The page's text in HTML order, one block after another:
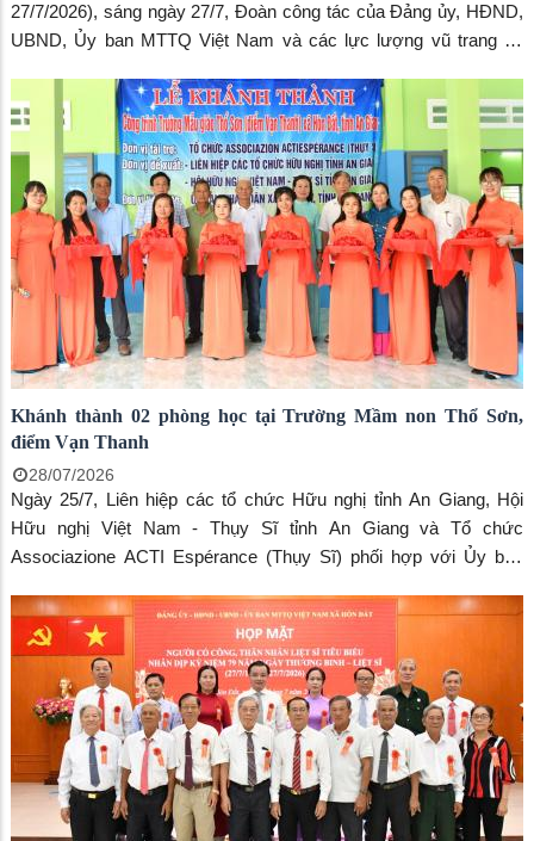
27/7/2026), sáng ngày 27/7, Đoàn công tác của Đảng ủy, HĐND,
UBND, Ủy ban MTTQ Việt Nam và các lực lượng vũ trang xã
Trưởng đoàn đã đến thăm, tặng quà 04 gia đình chính sách tiêu
biểu tại các ấp Tri Tôn, Đường Hòn, Chòm Sao và Sơn Nam.
Khánh thành 02 phòng học tại Trường Mầm non Thổ Sơn,
điểm Vạn Thanh
28/07/2026
Ngày 25/7, Liên hiệp các tổ chức Hữu nghị tỉnh An Giang, Hội
Hữu nghị Việt Nam - Thụy Sĩ tỉnh An Giang và Tổ chức
Associazione ACTI Espérance (Thụy Sĩ) phối hợp với Ủy ban
dụng công trình xây dựng mới 02 phòng học tại Trường Mầm non
Thổ Sơn, điểm Vạn Thanh, xã Hòn Đất. Đến dự buổi lễ có ông
Trần Chí Dũng - Chủ tịch Liên hiệp các tổ chức Hữu nghị tỉnh An
Giang; ông Tô Văn Dân - Phó Chủ tịch Liên hiệp các tổ chức Hữu
nghị tỉnh An Giang; ông Nguyễn Ngọc Ánh - Đại diện Tổ chức
Associazione ACTI Espérance tại Việt Nam; ông Huỳnh Ngọc
Bảo - Phó Chủ tịch Hội Hữu nghị Việt Nam - Thụy Sĩ tỉnh An
Giang.